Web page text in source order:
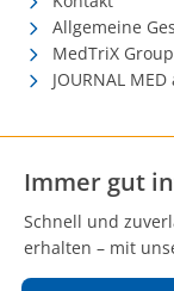
Allgemeine
MedTriX
JOURNAL
Immer gut
Schnell und
erhalten – mit